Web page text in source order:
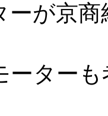
ーが京
ーター